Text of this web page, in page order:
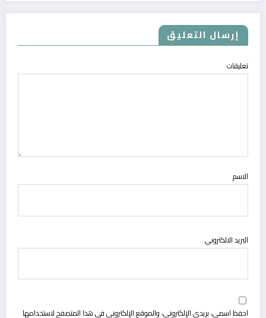
إرسال التعليق
تعليقات
الاسم
البريد الالكتروني
احفظ اسمي، بريدي الإلكتروني، والموقع الإلكتروني في هذا المتصفح لاستخدامها